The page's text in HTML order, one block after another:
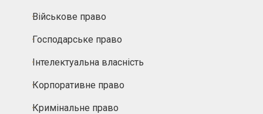
Військове право
Господарське право
Інтелектуальна власність
Корпоративне право
Кримінальне право